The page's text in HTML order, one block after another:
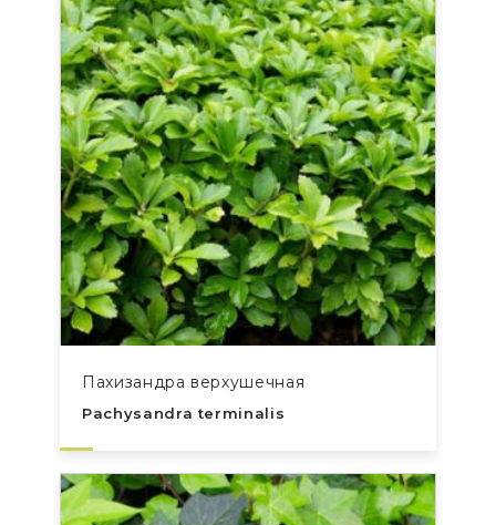
Пахизандра верхушечная
Pachysandra terminalis